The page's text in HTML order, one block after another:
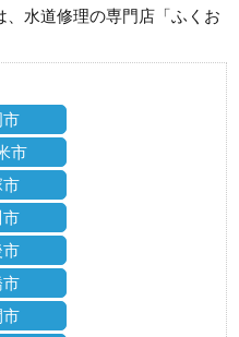
水道修理の専門店「ふくお
市
市
市
市
市
市
市